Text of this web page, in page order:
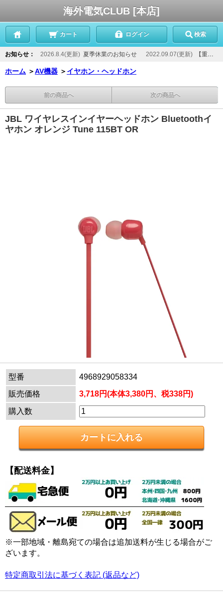
海外電気CLUB [本店]
カート ログイン 検索
お知らせ： 2026.8.4(更新) 夏季休業のお知らせ 2022.09.07(更新) 【重要】当店からのメールが届かないお客様へ
ホーム ＞AV機器 ＞ イヤホン・ヘッドホン
前の商品へ 次の商品へ
JBL ワイヤレスインイヤーヘッドホン Bluetoothイ
ヤホン オレンジ Tune 115BT OR
型番
4968929058334
販売価格
3,718円(本体3,380円、税338円)
購入数
【配送料金】
※一部地域・離島宛ての場合は追加送料が生じる場合がご
ざいます。
特定商取引法に基づく表記 (返品など)